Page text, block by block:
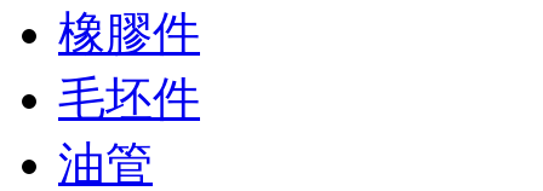
橡膠件
毛坯件
油管